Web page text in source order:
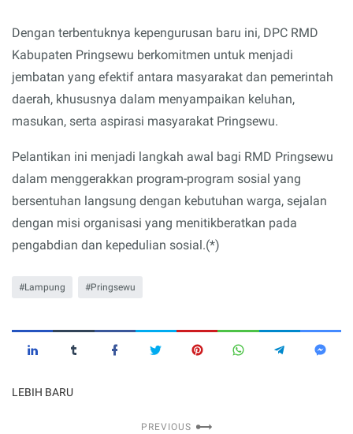
Dengan terbentuknya kepengurusan baru ini, DPC RMD
Kabupaten Pringsewu berkomitmen untuk menjadi
jembatan yang efektif antara masyarakat dan pemerintah
daerah, khususnya dalam menyampaikan keluhan,
masukan, serta aspirasi masyarakat Pringsewu.
Pelantikan ini menjadi langkah awal bagi RMD Pringsewu
dalam menggerakkan program-program sosial yang
bersentuhan langsung dengan kebutuhan warga, sejalan
dengan misi organisasi yang menitikberatkan pada
pengabdian dan kepedulian sosial.(*)
Lampung Pringsewu
LEBIH BARU
PREVIOUS